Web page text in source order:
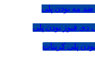
مه بودن پلی
دی فیوز بودن پلی